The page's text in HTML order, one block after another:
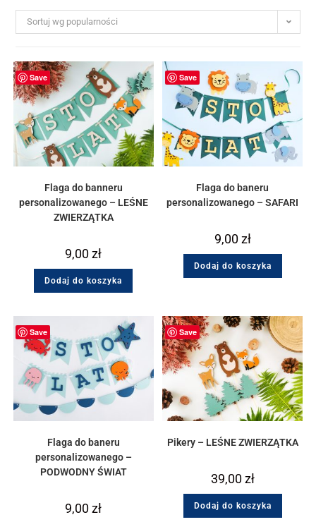
Sortuj wg popularności
Save
Flaga do banneru
personalizowanego – LEŚNE
ZWIERZĄTKA
9,00zł
Dodaj do koszyka
Save
Flaga do baneru
personalizowanego – SAFARI
9,00zł
Dodaj do koszyka
Save
Flaga do baneru
personalizowanego –
PODWODNY ŚWIAT
9,00zł
Save
Pikery – LEŚNE ZWIERZĄTKA
39,00zł
Dodaj do koszyka